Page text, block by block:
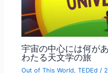
宇宙の中心には何が
わたる天文学の旅
Out of This World,TEDEd /